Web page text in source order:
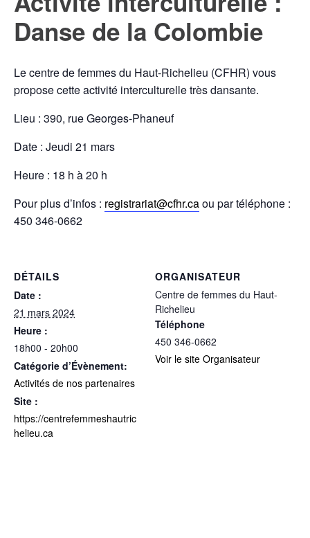
Danse de la Colombie
Le centre de femmes du Haut-Richelieu (CFHR) vous
propose cette activité interculturelle très dansante.
Lieu : 390, rue Georges-Phaneuf
Date : Jeudi 21 mars
Heure : 18 h à 20 h
Pour plus d’infos : registrariat@cfhr.caou par téléphone :
450 346-0662
DÉTAILS
Date :
21 mars 2024
Heure :
18h00 - 20h00
Catégorie d’Évènement:
Activités de nos partenaires
Site :
https://centrefemmeshautric
helieu.ca
ORGANISATEUR
Centre de femmes du Haut-
Richelieu
Téléphone
450 346-0662
Voir le site Organisateur